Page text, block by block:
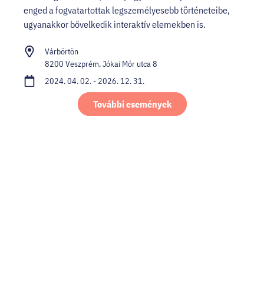
enged a fogvatartottak legszemélyesebb történeteibe,
ugyanakkor bővelkedik interaktív elemekben is.
Várbörtön
8200 Veszprém, Jókai Mór utca 8
2024. 04. 02. - 2026. 12. 31.
További események